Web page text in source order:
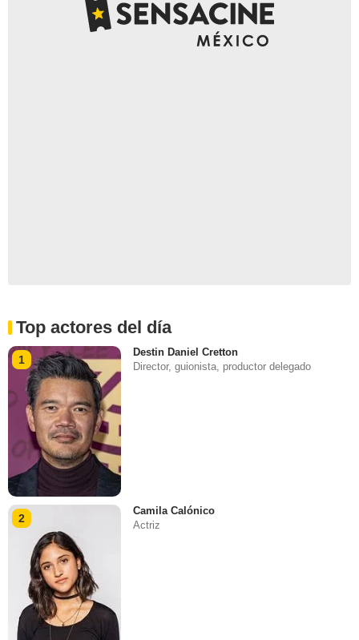
Top actores del día
1
Destin Daniel Cretton
Director, guionista, productor delegado
2
Camila Calónico
Actriz